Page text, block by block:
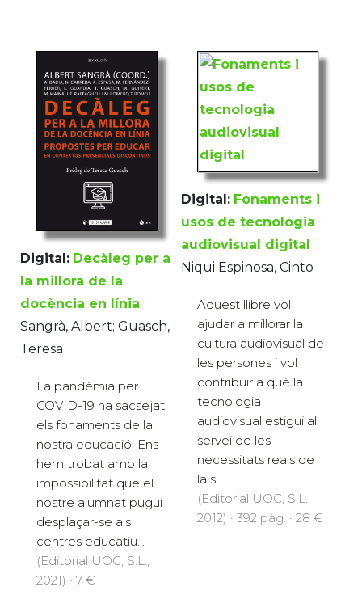
Digital: Decàleg per a
la millora de la
docència en línia
Sangrà, Albert; Guasch,
Teresa
La pandèmia per
COVID-19 ha sacsejat
els fonaments de la
nostra educació. Ens
hem trobat amb la
impossibilitat que el
nostre alumnat pugui
desplaçar-se als
centres educatiu...
(Editorial UOC, S.L.,
2021) · 7 €
Digital: Fonaments i
usos de tecnologia
audiovisual digital
Niqui Espinosa, Cinto
Aquest llibre vol
ajudar a millorar la
cultura audiovisual de
les persones i vol
contribuir a què la
tecnologia
audiovisual estigui al
servei de les
necessitats reals de
la s...
(Editorial UOC, S.L.,
2012) · 392 pàg. · 28 €